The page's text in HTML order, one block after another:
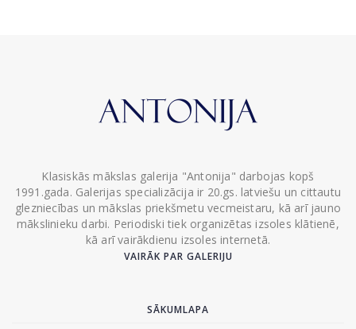
Klasiskās mākslas galerija "Antonija" darbojas kopš
1991.gada. Galerijas specializācija ir 20.gs. latviešu un cittautu
glezniecības un mākslas priekšmetu vecmeistaru, kā arī jauno
mākslinieku darbi. Periodiski tiek organizētas izsoles klātienē,
kā arī vairākdienu izsoles internetā.
VAIRĀK PAR GALERIJU
SĀKUMLAPA